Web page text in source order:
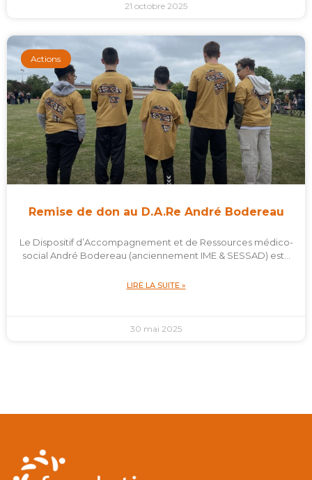
21 octobre 2025
Actions
Remise de don au D.A.Re André Bodereau
Le Dispositif d’Accompagnement et de Ressources médico-
social André Bodereau (anciennement IME & SESSAD) est…
LIRE LA SUITE »
30 mai 2025